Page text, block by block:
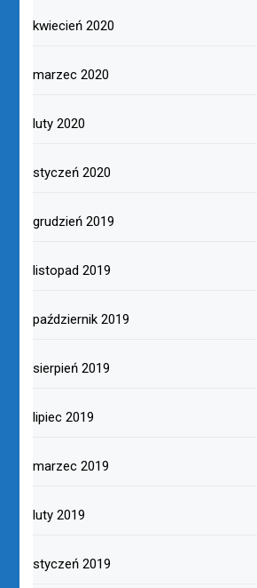
kwiecień 2020
marzec 2020
luty 2020
styczeń 2020
grudzień 2019
listopad 2019
październik 2019
sierpień 2019
lipiec 2019
marzec 2019
luty 2019
styczeń 2019